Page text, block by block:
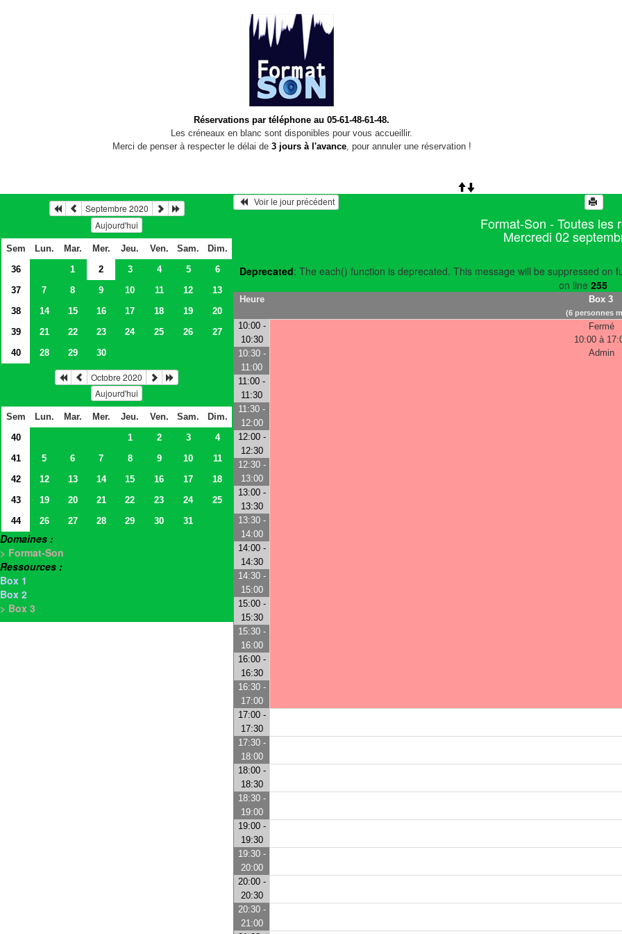
Réservations par téléphone au 05-61-48-61-48.
Les créneaux en blanc sont disponibles pour vous accueillir.
Merci de penser à respecter le délai de 3 jours à l'avance, pour annuler une réservation !
Septembre 2020
Aujourd'hui
Sem Lun. Mar. Mer. Jeu. Ven. Sam.
Dim.
36
1 2 3 4 5
6
37
7 8 9 10 11 12
13
38
14 15 16 17 18 19
20
39
21 22 23 24 25 26
27
40
28 29 30
Octobre 2020
Aujourd'hui
Sem Lun. Mar. Mer. Jeu. Ven. Sam.
Dim.
40
1 2 3
4
41
5 6 7 8 9 10
11
42
12 13 14 15 16 17
18
43
19 20 21 22 23 24
25
44
26 27 28 29 30 31
Domaines :
> Format-Son
Ressources :
Box 1
Box 2
> Box 3
   Voir le jour précédent
Format-Son - Toutes les
Mercredi 02
Deprecated: The each() function is deprecated. This message will be suppressed on
on line 255
Heure Box 3
(6 personnes
10:00 -
10:30
Fermé
10:00 à
Admin
10:30 -
11:00
11:00 -
11:30
11:30 -
12:00
12:00 -
12:30
12:30 -
13:00
13:00 -
13:30
13:30 -
14:00
14:00 -
14:30
14:30 -
15:00
15:00 -
15:30
15:30 -
16:00
16:00 -
16:30
16:30 -
17:00
17:00 -
17:30
17:30 -
18:00
18:00 -
18:30
18:30 -
19:00
19:00 -
19:30
19:30 -
20:00
20:00 -
20:30
20:30 -
21:00